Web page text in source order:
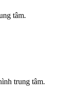
tâm.
trung tâm.